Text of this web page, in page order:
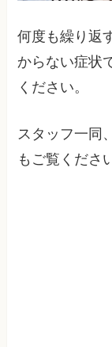
何度も繰り返
からない症状
ください。
スタッフ一同
もご覧くださ